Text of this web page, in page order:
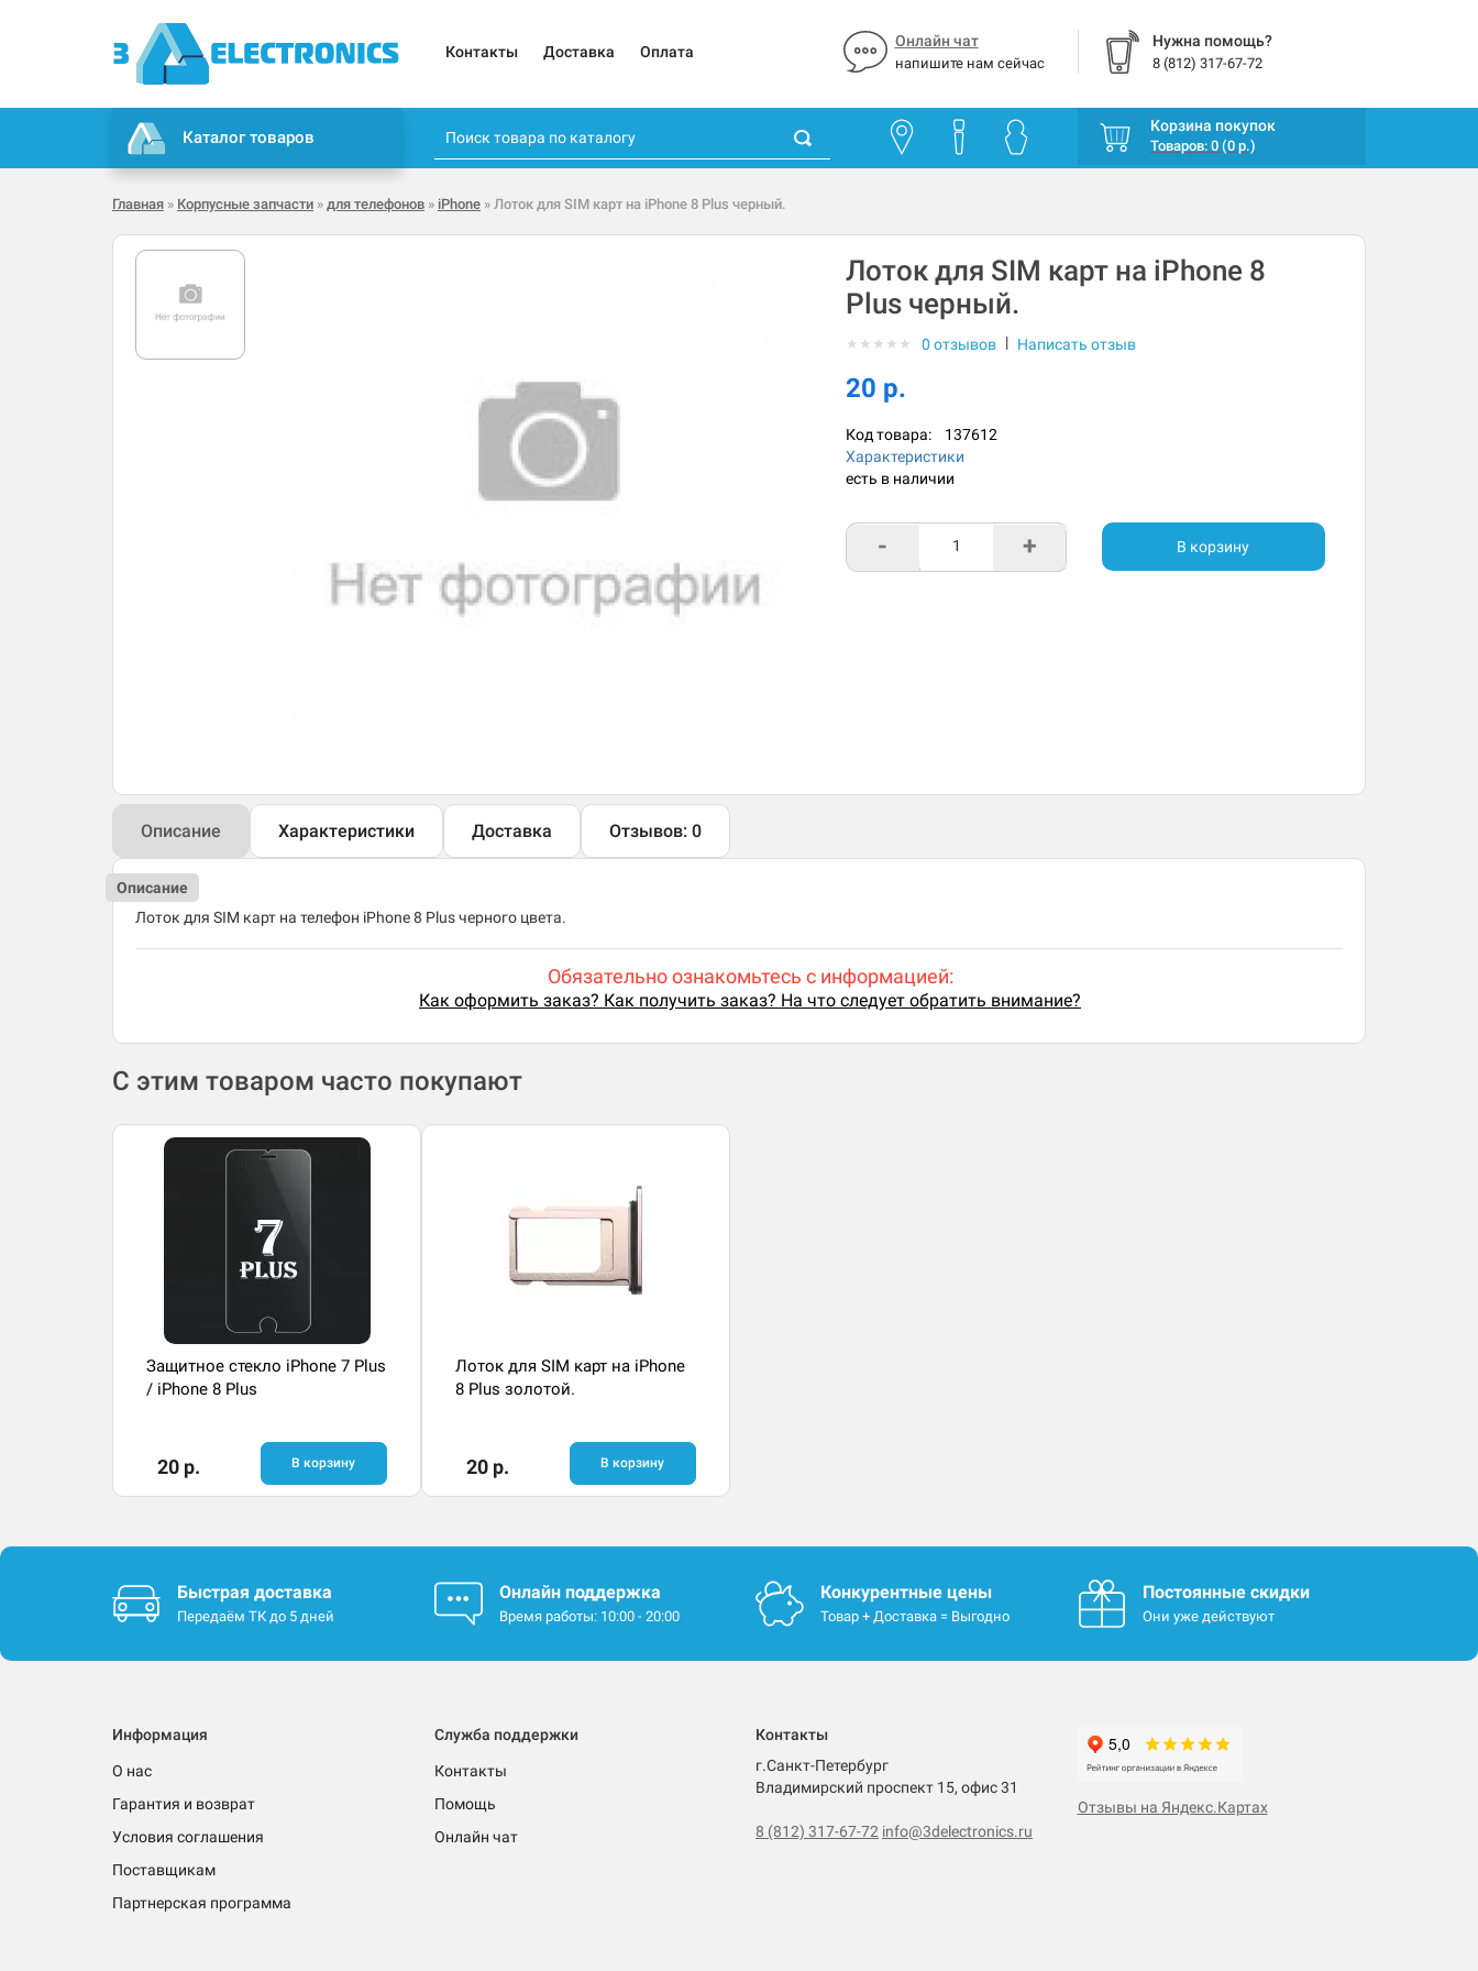
Контакты Доставка Оплата
Онлайн чат
напишите нам сейчас
Нужна помощь?
8 (812) 317-67-72
Каталог товаров
Корзина покупок
Товаров: 0 (0 р.)
Главная » Корпусные запчасти » для телефонов » iPhone » Лоток для SIM карт на iPhone 8 Plus черный.
Лоток для SIM карт на iPhone 8
Plus черный.
★ ★ ★ ★ ★ 0 отзывов | Написать отзыв
20 р.
Код товара: 137612
Характеристики
есть в наличии
- + В корзину
Описание Характеристики Доставка Отзывов: 0
Описание
Лоток для SIM карт на телефон iPhone 8 Plus черного цвета.
Обязательно ознакомьтесь с информацией:
Как оформить заказ? Как получить заказ? На что следует обратить внимание?
С этим товаром часто покупают
Защитное стекло iPhone 7 Plus
/ iPhone 8 Plus
20 р. В корзину
Лоток для SIM карт на iPhone
8 Plus золотой.
20 р. В корзину
Быстрая доставка
Передаём ТК до 5 дней
Онлайн поддержка
Время работы: 10:00 - 20:00
Конкурентные цены
Товар + Доставка = Выгодно
Постоянные скидки
Они уже действуют
Информация
О нас
Гарантия и возврат
Условия соглашения
Поставщикам
Партнерская программа
Служба поддержки
Контакты
Помощь
Онлайн чат
Контакты
г.Санкт-Петербург
Владимирский проспект 15, офис 31
8 (812) 317-67-72 info@3delectronics.ru
Отзывы на Яндекс.Картах